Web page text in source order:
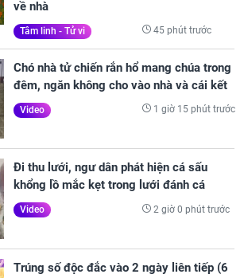
về nhà
Tâm linh - Tử vi 45 phút trước
Chó nhà tử chiến rắn hổ mang chúa trong
đêm, ngăn không cho vào nhà và cái kết
Video 1 giờ 15 phút trước
Đi thu lưới, ngư dân phát hiện cá sấu
khổng lồ mắc kẹt trong lưới đánh cá
Video 2 giờ 0 phút trước
Trúng số độc đắc vào 2 ngày liên tiếp (6